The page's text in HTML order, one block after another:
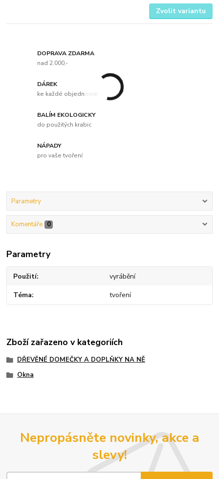
Zvolit variantu
DOPRAVA ZDARMA
nad 2.000,-
DÁREK
ke každé objednávce
BALÍM EKOLOGICKY
do použitých krabic
NÁPADY
pro vaše tvoření
Parametry
Komentáře 0
Parametry
Použití vyrábění
Téma tvoření
Zboží zařazeno v kategoriích
DŘEVĚNÉ DOMEČKY A DOPLŇKY NA NĚ
Okna
Nepropásněte novinky, akce a
slevy!